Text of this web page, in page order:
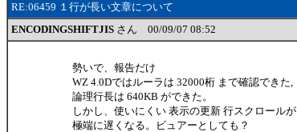
RE:06459 １行が長い文章について
ENCODINGSHIFTJIS さん 00/09/07 08:52
勢いで、報告だけ
WZ 4.0Dではルーラは 32000桁 まで確認できた,
論理行長は 640KB ができた。
しかし、使いにくい 表示の更新 行スクロールが
極端に遅くなる。ビュアーとしても？